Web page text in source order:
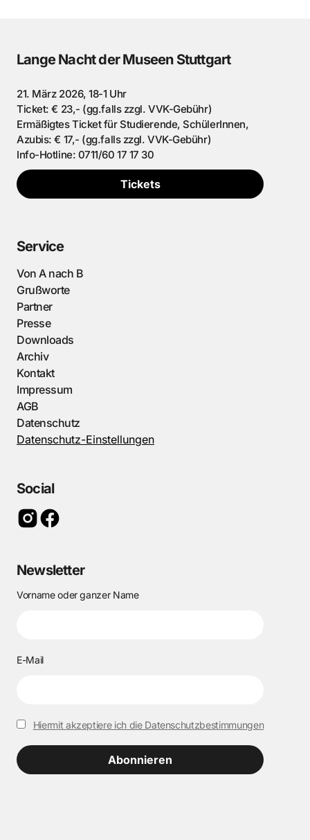
Lange Nacht der Museen Stuttgart
21. März 2026, 18-1 Uhr
Ticket: € 23,- (gg.falls zzgl. VVK-Gebühr)
Ermäßigtes Ticket für Studierende, SchülerInnen,
Azubis: € 17,- (gg.falls zzgl. VVK-Gebühr)
Info-Hotline: 0711/60 17 17 30
Tickets
Service
Von A nach B
Grußworte
Partner
Presse
Downloads
Archiv
Kontakt
Impressum
AGB
Datenschutz
Datenschutz-Einstellungen
Social
Newsletter
Vorname oder ganzer Name
E-Mail
Hiermit akzeptiere ich die Datenschutzbestimmungen